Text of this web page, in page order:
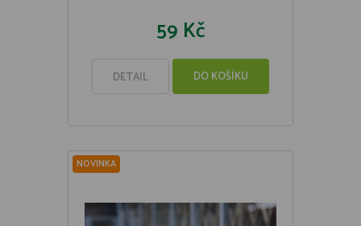
59 Kč
DETAIL DO KOŠÍKU
NOVINKA